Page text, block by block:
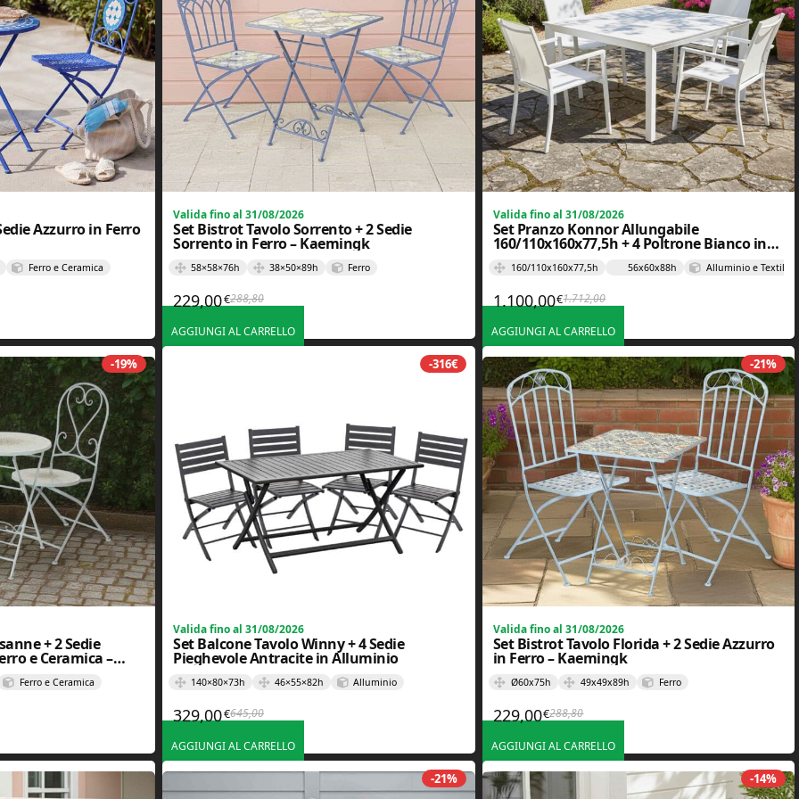
Azzurro in Ferro
Ferro e Ceramica
era: 338,80€.
è: 269,00€.
Valida fino al 31/08/2026
Set Bistrot Tavolo Sorrento + 2 Sedie
Sorrento in Ferro – Kaemingk
58×58×76h 38×50×89h Ferro
288,80Il prezzo originale era: 288,80€.
229,00€ Il prezzo attuale è: 229,00€.
AGGIUNGI AL CARRELLO
Valida fino al 31/08/2026
Set Pranzo Konnor Allungabile
160/110x160x77,5h + 4 Poltrone Bianco in
Alluminio e Textilene – Bizzotto
160/110x160x77,5h 56x60x88h Alluminio e
1.712,00Il prezzo originale era: 1.712,00€.
1.100,00€ Il prezzo attuale è: 1.100,00€.
AGGIUNGI AL CARRELLO
-19%
+ 2 Sedie
e Ceramica –
Ferro e Ceramica
era: 318,80€.
è: 259,00€.
-316€
Valida fino al 31/08/2026
Set Balcone Tavolo Winny + 4 Sedie
Pieghevole Antracite in Alluminio
140×80×73h 46×55×82h Alluminio
645,00Il prezzo originale era: 645,00€.
329,00€ Il prezzo attuale è: 329,00€.
AGGIUNGI AL CARRELLO
-21%
Valida fino al 31/08/2026
Set Bistrot Tavolo Florida + 2 Sedie Azzurro
in Ferro – Kaemingk
Ø60x75h 49x49x89h Ferro
288,80Il prezzo originale era: 288,80€.
229,00€ Il prezzo attuale è: 229,00€.
AGGIUNGI AL CARRELLO
-21% -14%